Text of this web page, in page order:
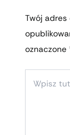
Twój
oznaczone
TUTAJ..